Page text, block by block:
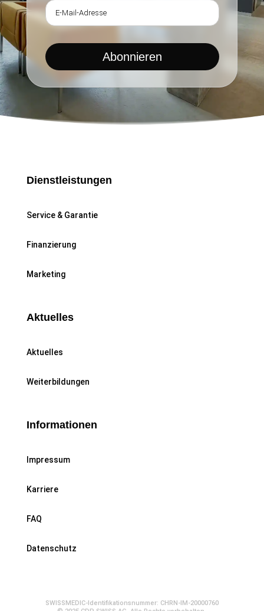
Abonnieren
Dienstleistungen
Service & Garantie
Finanzierung
Marketing
Aktuelles
Aktuelles
Weiterbildungen
Informationen
Impressum
Karriere
FAQ
Datenschutz
SWISSMEDIC-Identifikationsnummer: CHRN-IM-20000760